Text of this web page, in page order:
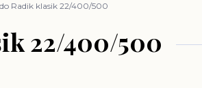
Radik klasik 22/400/500
22/400/500